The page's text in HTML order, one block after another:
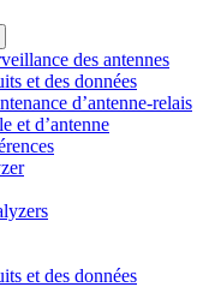
des antennes
et des données
d’antenne-relais
et d’antenne
et des données